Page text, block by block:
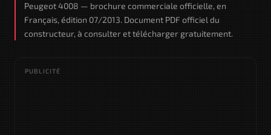
Peugeot 4008 — brochure commerciale officielle, en
Français, édition 07/2013. Document PDF officiel du
constructeur, à consulter et télécharger gratuitement.
PUBLICITÉ